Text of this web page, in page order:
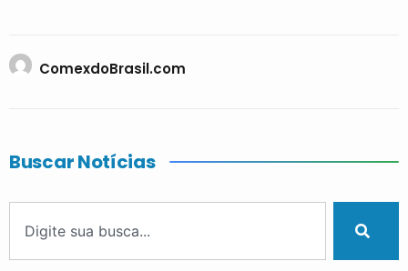
ComexdoBrasil.com
Buscar Notícias